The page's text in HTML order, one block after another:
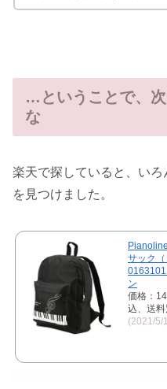
…ということで、
な
楽天で探していると、い
を見つけました。
サック
ン
価格：
込、送
(2021/5/